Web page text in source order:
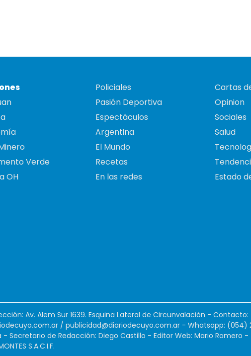
Verde
OH
Policiales
Pasión Deportiva
Espectáculos
Argentina
El Mundo
Recetas
En las redes
Cartas
Opinion
Sociales
Salud
Estado
Av. Alem Sur 1639. Esquina Lateral de Circunvalación - Contacto:
/ publicidad@diariodecuyo.com.ar - Whatsapp: (054)
Secretario de Redacción: Diego Castillo - Editor Web: Mario Romero -
S.A.C.I.F.